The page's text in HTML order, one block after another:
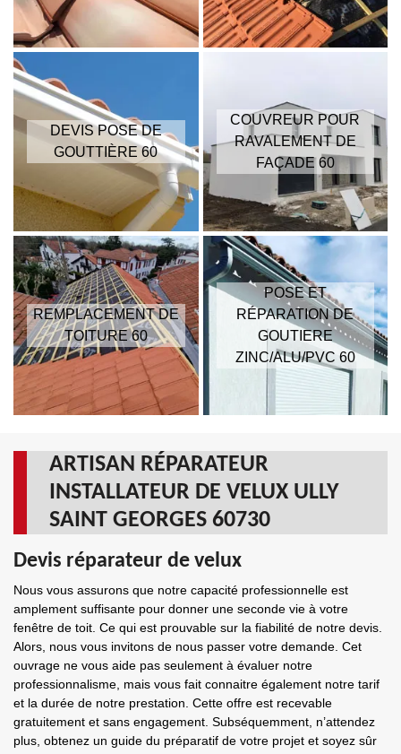
DEVIS POSE DE
GOUTTIÈRE 60
COUVREUR POUR
RAVALEMENT DE
FAÇADE 60
REMPLACEMENT DE
TOITURE 60
POSE ET
RÉPARATION DE
GOUTIERE
ZINC/ALU/PVC 60
ARTISAN RÉPARATEUR
INSTALLATEUR DE VELUX ULLY
SAINT GEORGES 60730
Devis réparateur de velux
Nous vous assurons que notre capacité professionnelle est
amplement suffisante pour donner une seconde vie à votre
fenêtre de toit. Ce qui est prouvable sur la fiabilité de notre devis.
Alors, nous vous invitons de nous passer votre demande. Cet
ouvrage ne vous aide pas seulement à évaluer notre
professionnalisme, mais vous fait connaitre également notre tarif
et la durée de notre prestation. Cette offre est recevable
gratuitement et sans engagement. Subséquemment, n’attendez
plus, obtenez un guide du préparatif de votre projet et soyez sûr